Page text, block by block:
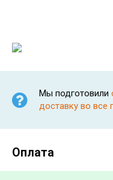
Мы подготовили
доставку во все
Оплата